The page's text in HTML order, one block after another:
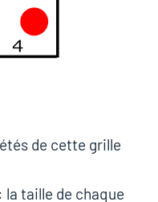
de cette grille
: la taille de chaque